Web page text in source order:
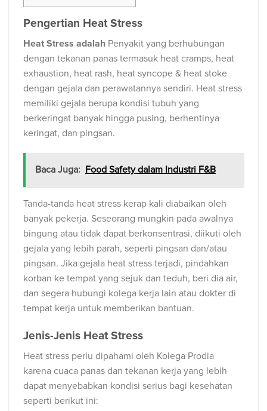
Pengertian Heat Stress
Heat Stress adalah Penyakit yang berhubungan
dengan tekanan panas termasuk heat cramps, heat
exhaustion, heat rash, heat syncope & heat stoke
dengan gejala dan perawatannya sendiri. Heat stress
memiliki gejala berupa kondisi tubuh yang
berkeringat banyak hingga pusing, berhentinya
keringat, dan pingsan.
Baca Juga: Food Safety dalam Industri F&B
Tanda-tanda heat stress kerap kali diabaikan oleh
banyak pekerja. Seseorang mungkin pada awalnya
bingung atau tidak dapat berkonsentrasi, diikuti oleh
gejala yang lebih parah, seperti pingsan dan/atau
pingsan. Jika gejala heat stress terjadi, pindahkan
korban ke tempat yang sejuk dan teduh, beri dia air,
dan segera hubungi kolega kerja lain atau dokter di
tempat kerja untuk memberikan bantuan.
Jenis-Jenis Heat Stress
Heat stress perlu dipahami oleh Kolega Prodia
karena cuaca panas dan tekanan kerja yang lebih
dapat menyebabkan kondisi serius bagi kesehatan
seperti berikut ini: